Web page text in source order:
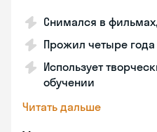
Снимался в
Прожил четыре года
Использует
обучении
Читать дальше